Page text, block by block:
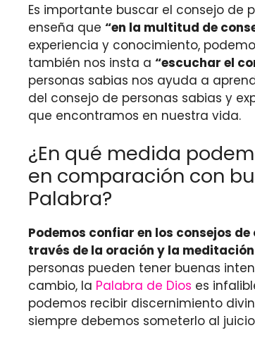
Es importante buscar el consejo de
enseña que “en la multitud de
experiencia y conocimiento,
también nos insta a “escuchar el
personas sabias nos ayuda a
del consejo de personas sabias y
que encontramos en nuestra vida.
¿En qué medida
en comparación con
Palabra?
Podemos confiar en los consejos
través de la oración y la
personas pueden tener buenas
cambio, la Palabra de Dios es
podemos recibir discernimiento
siempre debemos someterlo al